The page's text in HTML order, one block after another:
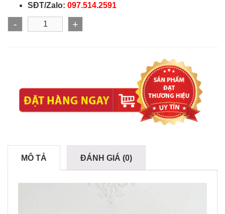
SĐT/Zalo: 097.514.2591
- +
MÔ TẢ ĐÁNH GIÁ (0)